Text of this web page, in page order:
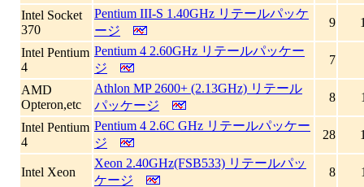
Intel Socket
370
Pentium III-S 1.40GHz リテールパッケ
ージ
9
Intel Pentium
4
Pentium 4 2.60GHz リテールパッケー
ジ
7
AMD
Opteron,etc
Athlon MP 2600+ (2.13GHz) リテール
パッケージ
8
Intel Pentium
4
Pentium 4 2.6C GHz リテールパッケー
ジ
28
Intel Xeon
Xeon 2.40GHz(FSB533) リテールパッ
ケージ
8